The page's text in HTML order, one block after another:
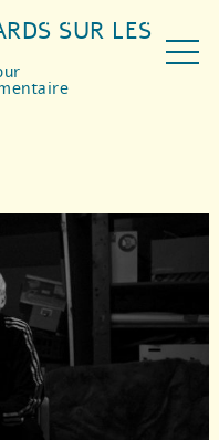
SUR LES